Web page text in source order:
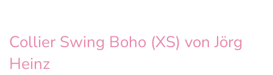
XS
Menge
Collier Swing Boho (XS) von Jörg
Heinz